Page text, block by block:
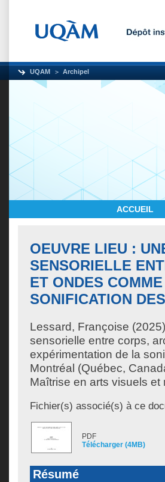
UQAM Archipel
ACCUEIL
OEUVRE LIEU :
SENSORIELLE
ET ONDES
SONIFICATION
Lessard, Françoise
sensorielle entre corps,
expérimentation de la
Montréal (Québec,
Maîtrise en arts visuels et
Fichier(s) associé(s) à ce
PDF
Télécharger (4MB)
Résumé